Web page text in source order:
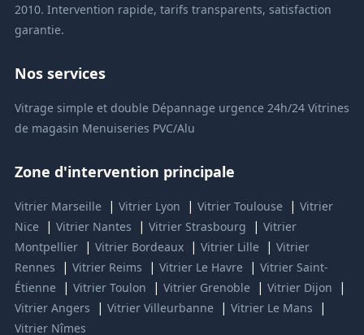
2010. Intervention rapide, tarifs transparents, satisfaction
garantie.
Nos services
Vitrage simple et double Dépannage urgence 24h/24 Vitrines
de magasin Menuiseries PVC/Alu
Zone d'intervention principale
Vitrier Marseille | Vitrier Lyon | Vitrier Toulouse | Vitrier
Nice
| Vitrier Nantes | Vitrier Strasbourg | Vitrier
Montpellier | Vitrier Bordeaux | Vitrier Lille | Vitrier
Rennes
| Vitrier Reims | Vitrier Le Havre | Vitrier Saint-
Étienne
| Vitrier Toulon | Vitrier Grenoble | Vitrier Dijon |
Vitrier Angers | Vitrier Villeurbanne | Vitrier Le Mans |
Vitrier Nîmes